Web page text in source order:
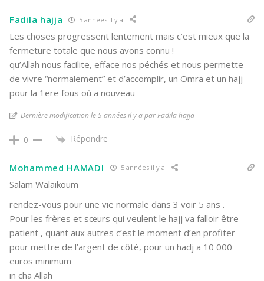
Fadila hajja 5 années il y a
Les choses progressent lentement mais c’est mieux que la
fermeture totale que nous avons connu !
qu’Allah nous facilite, efface nos péchés et nous permette
de vivre “normalement” et d’accomplir, un Omra et un hajj
pour la 1ere fous où a nouveau
Dernière modification le 5 années il y a par Fadila hajja
0 Répondre
Mohammed HAMADI 5 années il y a
Salam Walaikoum
rendez-vous pour une vie normale dans 3 voir 5 ans .
Pour les frères et sœurs qui veulent le hajj va falloir être
patient , quant aux autres c’est le moment d’en profiter
pour mettre de l’argent de côté, pour un hadj a 10 000
euros minimum
in cha Allah